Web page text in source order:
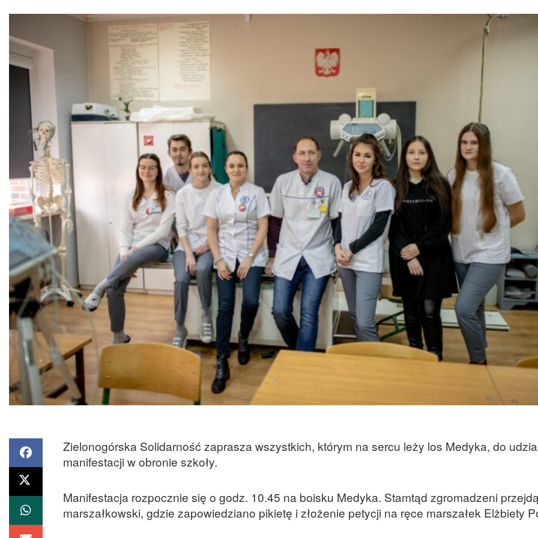
Zielonogórska Solidarność zaprasza wszystkich, którym na sercu leży los Medyka, do
manifestacji w obronie szkoły.
Manifestacja rozpocznie się o godz. 10.45 na boisku Medyka. Stamtąd zgromadzeni
marszałkowski, gdzie zapowiedziano pikietę i złożenie petycji na ręce marszałek Elżbiety